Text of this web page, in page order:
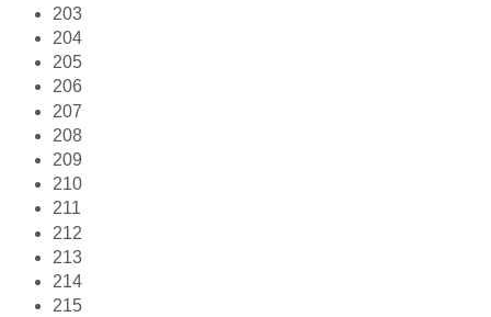
203
204
205
206
207
208
209
210
211
212
213
214
215